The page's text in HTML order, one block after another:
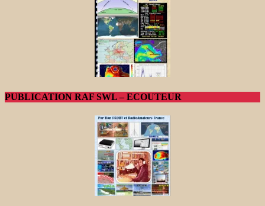
PUBLICATION RAF SWL – ECOUTEUR